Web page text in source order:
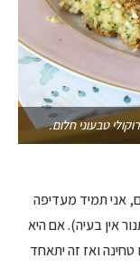
טבעוני חלום.
אני תמיד מעדיפה
אין בעיה). אם היא
ואז זה יתאחד